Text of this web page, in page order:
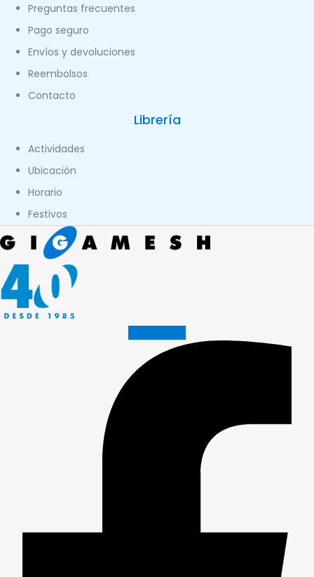
Preguntas frecuentes
Pago seguro
Envíos y devoluciones
Reembolsos
Contacto
Librería
Actividades
Ubicación
Horario
Festivos